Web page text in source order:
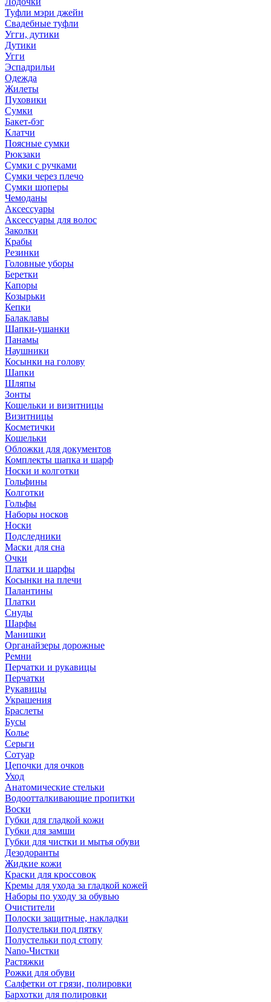
Туфли мэри джейн
Свадебные туфли
Угги, дутики
Дутики
Угги
Эспадрильи
Одежда
Жилеты
Пуховики
Сумки
Бакет-бэг
Клатчи
Поясные сумки
Рюкзаки
Сумки с ручками
Сумки через плечо
Сумки шоперы
Чемоданы
Аксессуары
Аксессуары для волос
Заколки
Крабы
Резинки
Головные уборы
Беретки
Капоры
Козырьки
Кепки
Балаклавы
Шапки-ушанки
Панамы
Наушники
Косынки на голову
Шапки
Шляпы
Зонты
Кошельки и визитницы
Визитницы
Косметички
Кошельки
Обложки для документов
Комплекты шапка и шарф
Носки и колготки
Гольфины
Колготки
Гольфы
Наборы носков
Носки
Подследники
Маски для сна
Очки
Платки и шарфы
Косынки на плечи
Палантины
Платки
Снуды
Шарфы
Манишки
Органайзеры дорожные
Ремни
Перчатки и рукавицы
Перчатки
Рукавицы
Украшения
Браслеты
Бусы
Колье
Серьги
Сотуар
Цепочки для очков
Уход
Анатомические стельки
Водоотталкивающие пропитки
Воски
Губки для гладкой кожи
Губки для замши
Губки для чистки и мытья обуви
Дезодоранты
Жидкие кожи
Краски для кроссовок
Кремы для ухода за гладкой кожей
Наборы по уходу за обувью
Очистители
Полоски защитные, накладки
Полустельки под пятку
Полустельки под стопу
Nano-Чистки
Растяжки
Рожки для обуви
Салфетки от грязи, полировки
Бархотки для полировки